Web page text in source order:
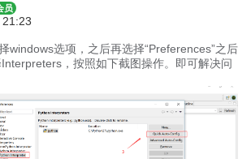
员
windows选项，之后再选择“Preferences”之后
，按照如下截图操作。即可解决问